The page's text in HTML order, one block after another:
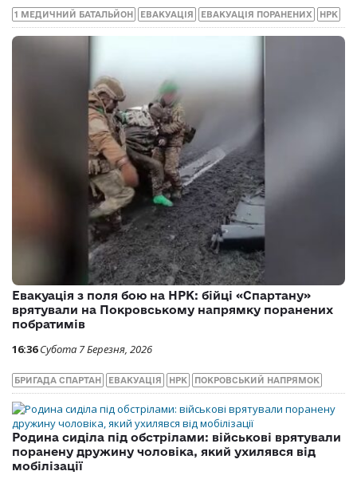
1 МЕДИЧНИЙ БАТАЛЬЙОН ЕВАКУАЦІЯ ЕВАКУАЦІЯ ПОРАНЕНИХ НРК
Евакуація з поля бою на НРК: бійці «Спартану»
врятували на Покровському напрямку поранених
побратимів
16:36 Субота 7 Березня, 2026
БРИГАДА СПАРТАН ЕВАКУАЦІЯ НРК ПОКРОВСЬКИЙ НАПРЯМОК
Родина сиділа під обстрілами: військові врятували
поранену дружину чоловіка, який ухилявся від
мобілізації